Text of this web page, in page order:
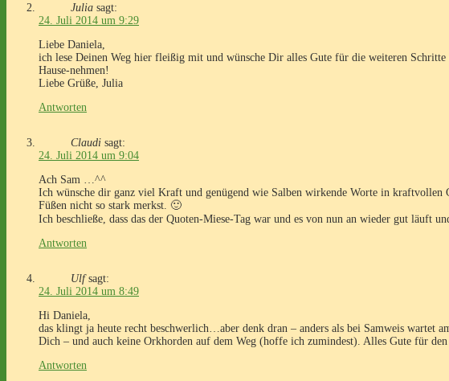
Julia sagt:
24. Juli 2014 um 9:29
Liebe Daniela,
ich lese Deinen Weg hier fleißig mit und wünsche Dir alles Gute für die weiteren
Hause-nehmen!
Liebe Grüße, Julia
Antworten
Claudi sagt:
24. Juli 2014 um 9:04
Ach Sam …^^
Ich wünsche dir ganz viel Kraft und genügend wie Salben wirkende Worte in kraftvollen
Füßen nicht so stark merkst. 🙂
Ich beschließe, dass das der Quoten-Miese-Tag war und es von nun an wieder gut läuft
Antworten
Ulf sagt:
24. Juli 2014 um 8:49
Hi Daniela,
das klingt ja heute recht beschwerlich…aber denk dran – anders als bei Samweis wartet
Dich – und auch keine Orkhorden auf dem Weg (hoffe ich zumindest). Alles Gute für
Antworten